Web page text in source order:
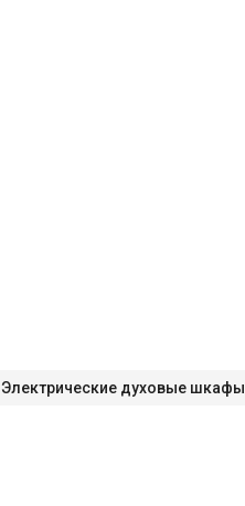
Электрические духовые шкафы